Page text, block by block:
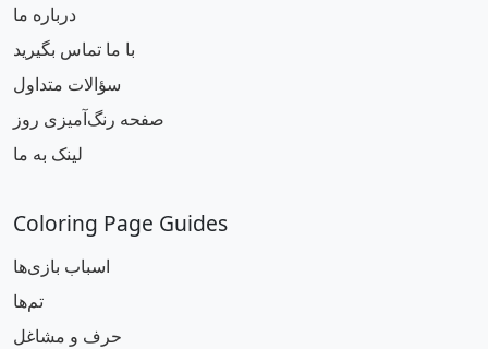
درباره ما
با ما تماس بگیرید
سؤالات متداول
صفحه رنگ‌آمیزی روز
لینک به ما
Coloring Page Guides
اسباب بازی‌ها
تم‌ها
حرف و مشاغل